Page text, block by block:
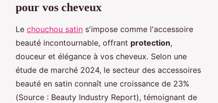
pour vos cheveux
Le chouchou satin s'impose comme l'accessoire
beauté incontournable, offrant protection,
douceur et élégance à vos cheveux. Selon une
étude de marché 2024, le secteur des accessoires
beauté en satin connaît une croissance de 23%
(Source : Beauty Industry Report), témoignant de